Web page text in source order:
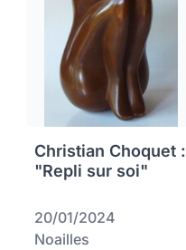
Christian Choquet :
"Repli sur soi"
20/01/2024
Noailles